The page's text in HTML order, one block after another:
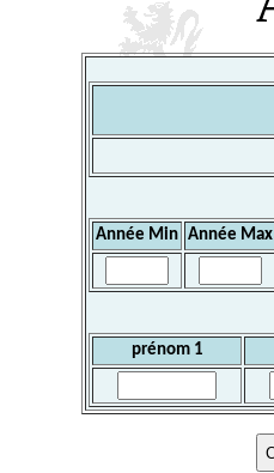
Année Min Année Max
prénom 1